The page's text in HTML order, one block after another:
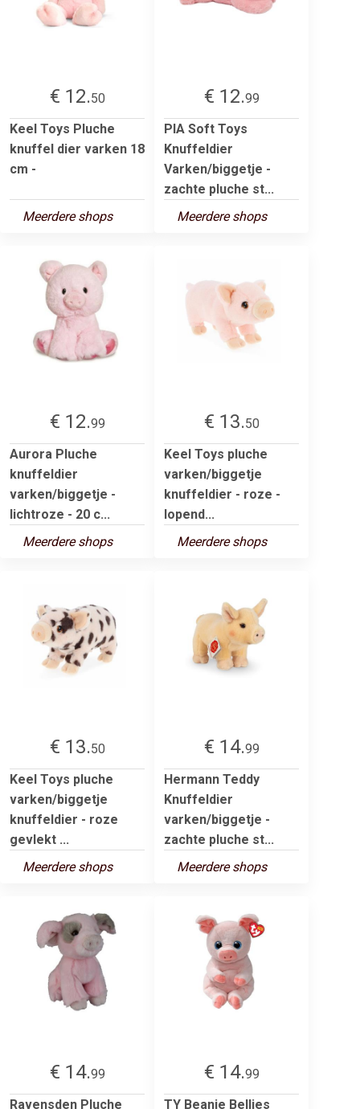
€ 12.50
Keel Toys Pluche
knuffel dier varken 18
cm -
Meerdere shops
€ 12.99
PIA Soft Toys
Knuffeldier
Varken/biggetje -
zachte pluche st...
Meerdere shops
€ 12.99
Aurora Pluche
knuffeldier
varken/biggetje -
lichtroze - 20 c...
Meerdere shops
€ 13.50
Keel Toys pluche
varken/biggetje
knuffeldier - roze -
lopend...
Meerdere shops
€ 13.50
Keel Toys pluche
varken/biggetje
knuffeldier - roze
gevlekt ...
Meerdere shops
€ 14.99
Hermann Teddy
Knuffeldier
varken/biggetje -
zachte pluche st...
Meerdere shops
€ 14.99
Ravensden Pluche
€ 14.99
TY Beanie Bellies